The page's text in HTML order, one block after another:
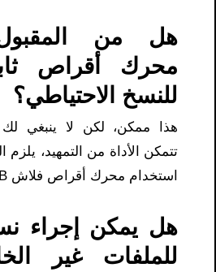
هل من
محرك أقراص
للنسخ الاحتياطي؟
هذا ممكن، لكن لا ينبغي لك
تتمكن الأداة من التمهيد،
استخدام محرك أقراص فلاش USB.
هل يمكن إجراء
للملفات غير